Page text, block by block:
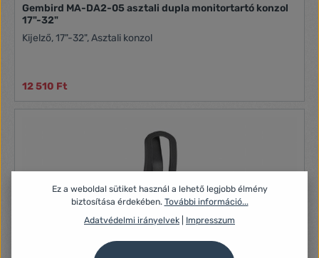
Gembird MA-DA2-05 asztali dupla monitortartó konzol
17"-32"
Kijelző, 17"-32", Asztali konzol
12 510 Ft
Ez a weboldal sütiket használ a lehető legjobb élmény
biztosítása érdekében. További információ...
Adatvédelmi irányelvek
Impresszum